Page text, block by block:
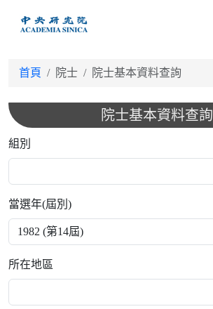
首頁 院士 院士基本資料查詢
院士基本資料查詢
組別
當選年(屆別)
所在地區